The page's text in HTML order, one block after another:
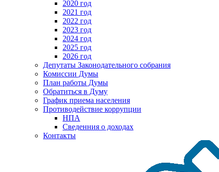
2020 год
2021 год
2022 год
2023 год
2024 год
2025 год
2026 год
Депутаты Законодательного собрания
Комиссии Думы
План работы Думы
Обратиться в Думу
График приема населения
Противодействие коррупции
НПА
Сведенния о доходах
Контакты